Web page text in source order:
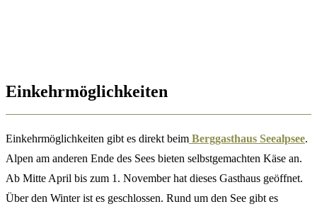
Einkehrmöglichkeiten
Einkehrmöglichkeiten gibt es direkt beim Berggasthaus Seealpsee.
Alpen am anderen Ende des Sees bieten selbstgemachten Käse an.
Ab Mitte April bis zum 1. November hat dieses Gasthaus geöffnet.
Über den Winter ist es geschlossen. Rund um den See gibt es